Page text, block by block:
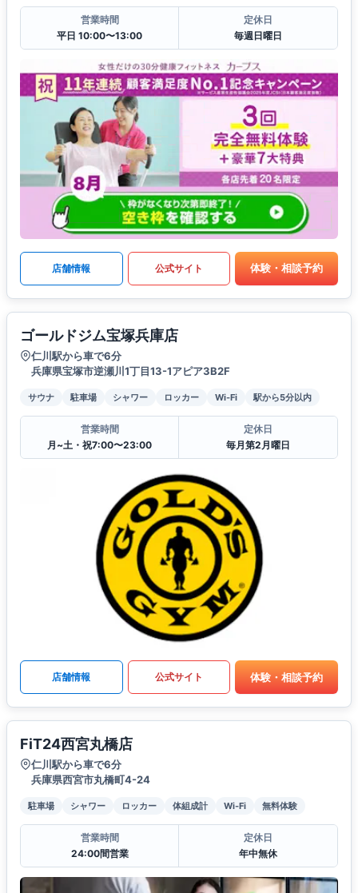
営業時間
平日 10:00〜13:00
定休日
毎週日曜日
店舗情報 公式サイト 体験・相談予約
ゴールドジム宝塚兵庫店
仁川駅から車で6分
兵庫県宝塚市逆瀬川1丁目13-1アピア3B2F
サウナ 駐車場 シャワー ロッカー Wi-Fi 駅から5分以内
営業時間
月~土・祝7:00〜23:00
定休日
毎月第2月曜日
店舗情報 公式サイト 体験・相談予約
FiT24西宮丸橋店
仁川駅から車で6分
兵庫県西宮市丸橋町4-24
駐車場 シャワー ロッカー 体組成計 Wi-Fi 無料体験
営業時間
24:00間営業
定休日
年中無休